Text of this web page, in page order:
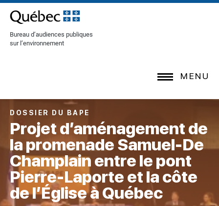
[Common.SkipToContent]
Bureau d’audiences publiques
sur l’environnement
MENU
DOSSIER DU BAPE
Projet d’aménagement de
la promenade Samuel-De
Champlain entre le pont
Pierre-Laporte et la côte
de l’Église à Québec